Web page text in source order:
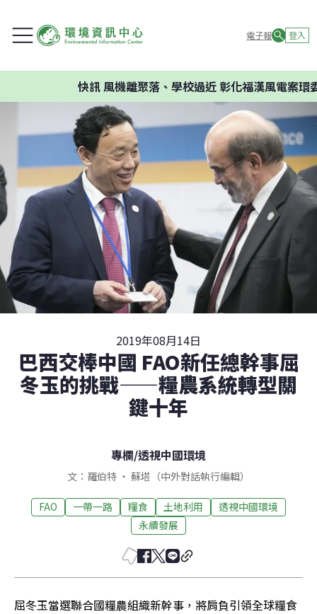
電子報 登入
風機離聚落、學校過近 彰化福漢風電案環委建
2019年08月14日
巴西交棒中國 FAO新任總幹事屈
冬玉的挑戰——糧農系統轉型關
鍵十年
專欄/透視中國環境
文：羅伯特 ‧ 蘇塔（中外對話執行編輯）
FAO 一帶一路 糧食 土地利用
透視中國環境
永續發展
屈冬玉當選聯合國糧農組織新幹事，將肩負引領全球糧食